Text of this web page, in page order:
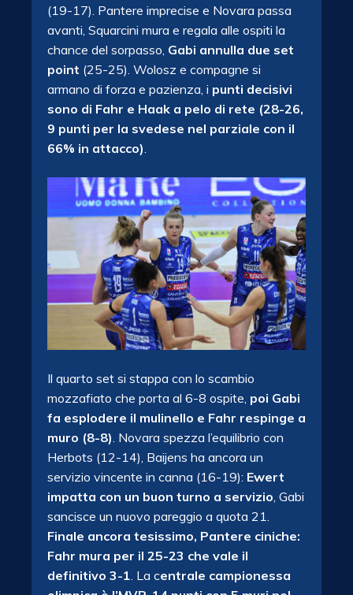
(19-17). Pantere imprecise e Novara passa
avanti, Squarcini mura e regala alle ospiti la
chance del sorpasso, Gabi annulla due set
point (25-25). Wolosz e compagne si
armano di forza e pazienza, i punti decisivi
sono di Fahr e Haak a pelo di rete (28-26,
9 punti per la svedese nel parziale con il
66% in attacco).
Il quarto set si stappa con lo scambio
mozzafiato che porta al 6-8 ospite, poi Gabi
fa esplodere il mulinello e Fahr respinge a
muro (8-8). Novara spezza l’equilibrio con
Herbots (12-14), Baijens ha ancora un
servizio vincente in canna (16-19): Ewert
impatta con un buon turno a servizio, Gabi
sancisce un nuovo pareggio a quota 21.
Finale ancora tesissimo, Pantere ciniche:
Fahr mura per il 25-23 che vale il
definitivo 3-1. La centrale campionessa